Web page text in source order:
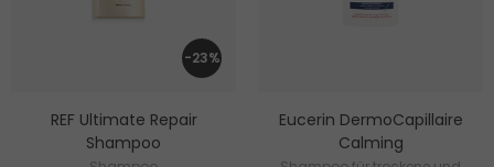
-23%
REF Ultimate Repair
Shampoo
Eucerin DermoCapillaire
Calming